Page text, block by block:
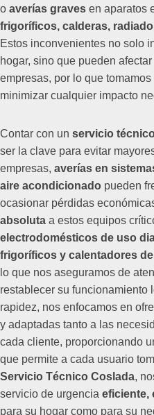
o averías graves en aparatos
frigoríficos, calderas,
Estos inconvenientes no solo
hogar, sino que pueden
empresas, por lo que
minimizar cualquier impacto
Contar con un servicio
ser la clave para evitar
empresas, averías en
aire acondicionado pueden
ocasionar pérdidas
absoluta a estos equipos
electrodomésticos de uso
frigoríficos y calentadores
lo que nos aseguramos de
restablecer su funcionamiento
rapidez, nos enfocamos en
y adaptadas tanto a las
cada cliente, proporcionando
que permite a cada usuario
Servicio Técnico Coslada,
servicio de urgencia eficiente,
para su hogar como para su